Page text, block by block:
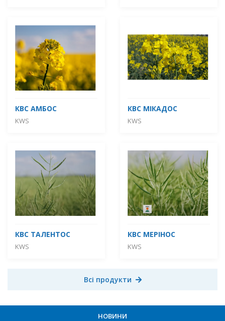
КВС АМБОС
KWS
КВС МІКАДОС
KWS
КВС ТАЛЕНТОС
KWS
КВС МЕРІНОС
KWS
Всі продукти
НОВИНИ